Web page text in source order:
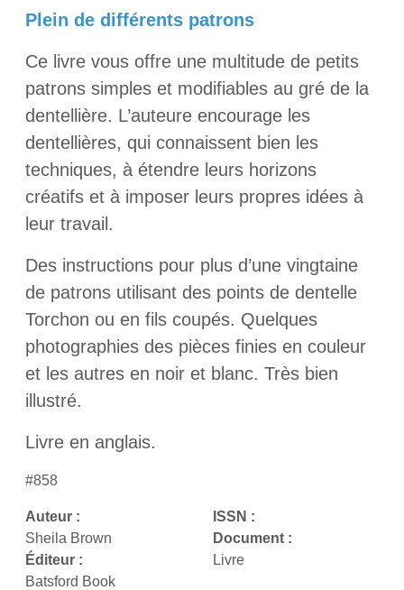
Plein de différents patrons
Ce livre vous offre une multitude de petits
patrons simples et modifiables au gré de la
dentellière. L’auteure encourage les
dentellières, qui connaissent bien les
techniques, à étendre leurs horizons
créatifs et à imposer leurs propres idées à
leur travail.
Des instructions pour plus d’une vingtaine
de patrons utilisant des points de dentelle
Torchon ou en fils coupés. Quelques
photographies des pièces finies en couleur
et les autres en noir et blanc. Très bien
illustré.
Livre en anglais.
#858
Auteur :
Sheila Brown
Éditeur :
Batsford Book
ISSN :
Document :
Livre